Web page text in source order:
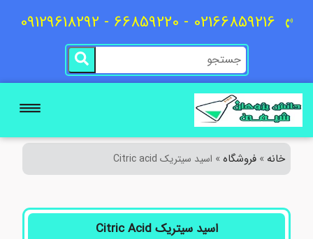
02166859216 - 66859220 - 09129618292
خانه»فروشگاه»اسید سیتریک Citric acid
اسید سیتریک Citric Acid